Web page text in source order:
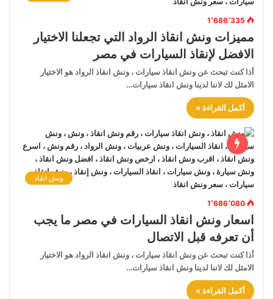
1٬686٬335
مميزات ونش انقاذ الرواد التي تجعلنا الاختيار
الافضل لإنقاذ السيارات في مصر
أذا كنت تبحث عن ونش انقاذ سيارات ، ونش انقاذ الرواد هو الاختيار
الامثل لك لاننا لدينا ونش انقاذ سيارات…
أكمل القراءة »
ونش انقاذ
1٬686٬080
اسعار ونش انقاذ السيارات في مصر ما يجب
أن تعرفه قبل الاتصال
أذا كنت تبحث عن ونش انقاذ سيارات ، ونش انقاذ الرواد هو الاختيار
الامثل لك لاننا لدينا ونش انقاذ سيارات…
أكمل القراءة »